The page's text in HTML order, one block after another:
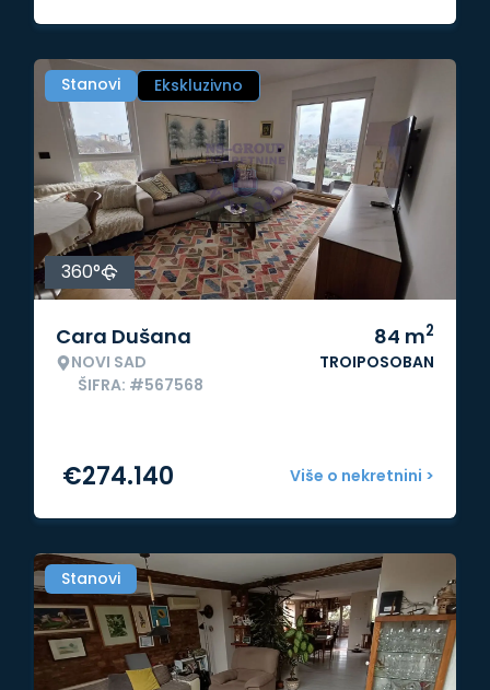
Stanovi Ekskluzivno
360°
Cara Dušana
NOVI SAD
ŠIFRA: #567568
84 m2
TROIPOSOBAN
Više o nekretnini >
€274.140
Stanovi